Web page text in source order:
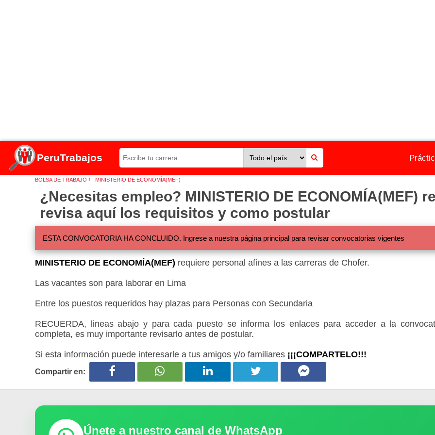
PeruTrabajos
BOLSA DE TRABAJO › MINISTERIO DE ECONOMÍA(MEF)
¿Necesitas empleo? MINISTERIO DE ECONOMÍA(MEF)
revisa aquí los requisitos y como postular
ESTA CONVOCATORIA HA CONCLUIDO. Ingrese a nuestra página principal para revisar convocatorias vigentes
MINISTERIO DE ECONOMÍA(MEF) requiere personal afines a las carreras de Chofer.
Las vacantes son para laborar en Lima
Entre los puestos requeridos hay plazas para Personas con Secundaria
RECUERDA, lineas abajo y para cada puesto se informa los enlaces para acceder a la
completa, es muy importante revisarlo antes de postular.
Si esta información puede interesarle a tus amigos y/o familiares ¡¡¡COMPARTELO!!!
Compartir en:
Únete a nuestro canal de WhatsApp